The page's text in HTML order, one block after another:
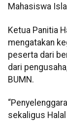
Mahasiswa
Ketua Panitia
mengatakan
peserta dari
dari
BUMN.
sekaligus